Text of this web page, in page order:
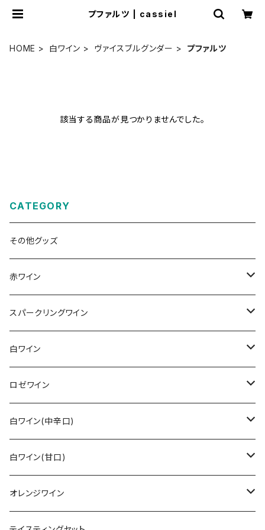
プファルツ | cassiel
HOME 白ワイン ヴァイスブルグンダー プファルツ
該当する商品が見つかりませんでした。
CATEGORY
その他グッズ
赤ワイン
その他赤ワイン
カベルネ・ソーヴィニョン
トロリンガー
シュペートブルグンダー(ピノ・ノワール)
バーデン
ラインガウ
レンベルガー
ヴュルテンベルク
トロリンガー
ヴュルテンベルク
ドルンフェルダー
ザーレ・ウンストルート
スパークリングワイン
ロゼゼクト
白ゼクト
バーデン
モーゼル
白ワイン
リースリング
モーゼル
ラインガウ
ジルヴァーナー
フランケン
ザーレ・ウンストルート
その他白ワイン
プファルツ
ラインヘッセン
ヴァイスブルグンダー
モーゼル
ロゼワイン
その他
プファルツ
モーゼル
シュペートブルグンダー(ピノ・ノワール)
モーゼル
ラインヘッセン
白ワイン(中辛口)
リースリング
モーゼル
ラインヘッセン
ショイレーベ
フランケン
白ワイン(甘口)
リースリング
モーゼル
オレンジワイン